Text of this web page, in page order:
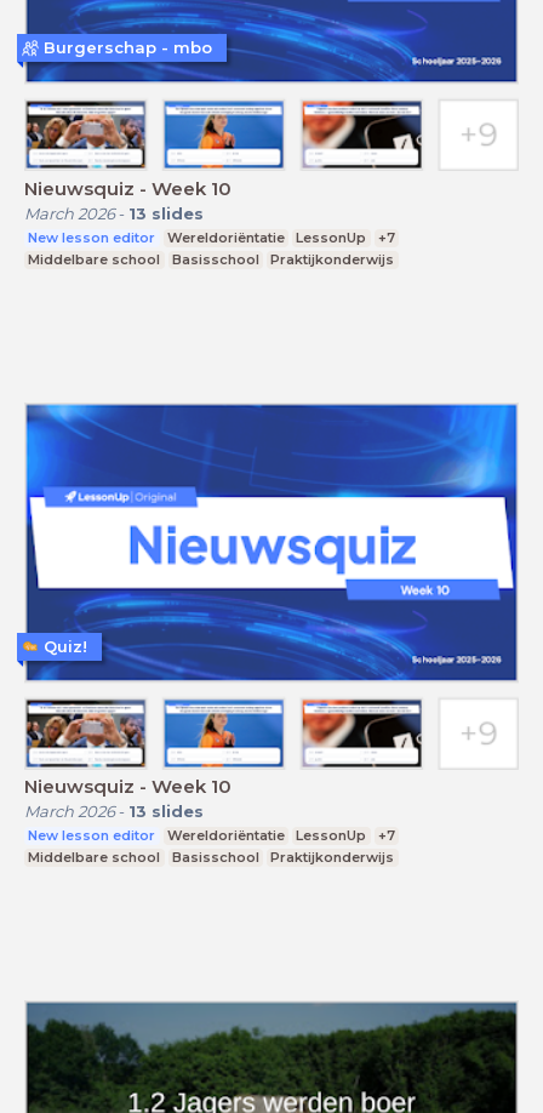
Nieuwsquiz - Week 10
March 2026- 13 slides
New lesson editor Wereldoriëntatie LessonUp
+7
Middelbare school
Basisschool Praktijkonderwijs
Burgerschap - mbo
Nieuwsquiz - Week 10
March 2026- 13 slides
New lesson editor Wereldoriëntatie LessonUp
+7
Middelbare school
Basisschool Praktijkonderwijs
Quiz!